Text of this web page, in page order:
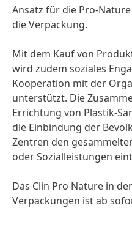
Ansatz für die Pro-
die Verpackung.
Mit dem Kauf von
wird zudem soziales
Kooperation mit der
unterstützt. Die
Errichtung von Plastik-
die Einbindung der
Zentren den
oder Sozialleistungen
Das Clin Pro Nature in
Verpackungen ist ab